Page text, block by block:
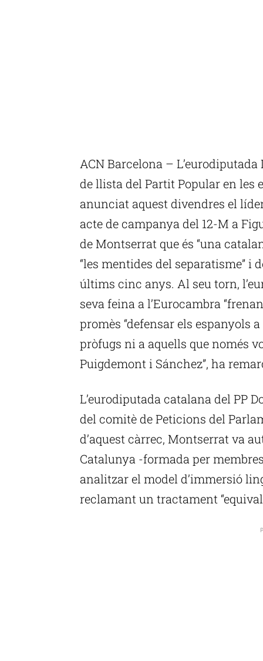
ACN Barcelona –
de llista del Partit Popular en les
anunciat aquest divendres el
acte de campanya del 12-M a
de Montserrat que és “una
“les mentides del separatisme” i
últims cinc anys. Al seu torn,
seva feina a l’Eurocambra
promès “defensar els espanyols
pròfugs ni a aquells que només
Puigdemont i Sánchez”, ha
L’eurodiputada catalana del PP
del comitè de Peticions del
d’aquest càrrec, Montserrat va
Catalunya -formada per
analitzar el model d’immersió
reclamant un tractament